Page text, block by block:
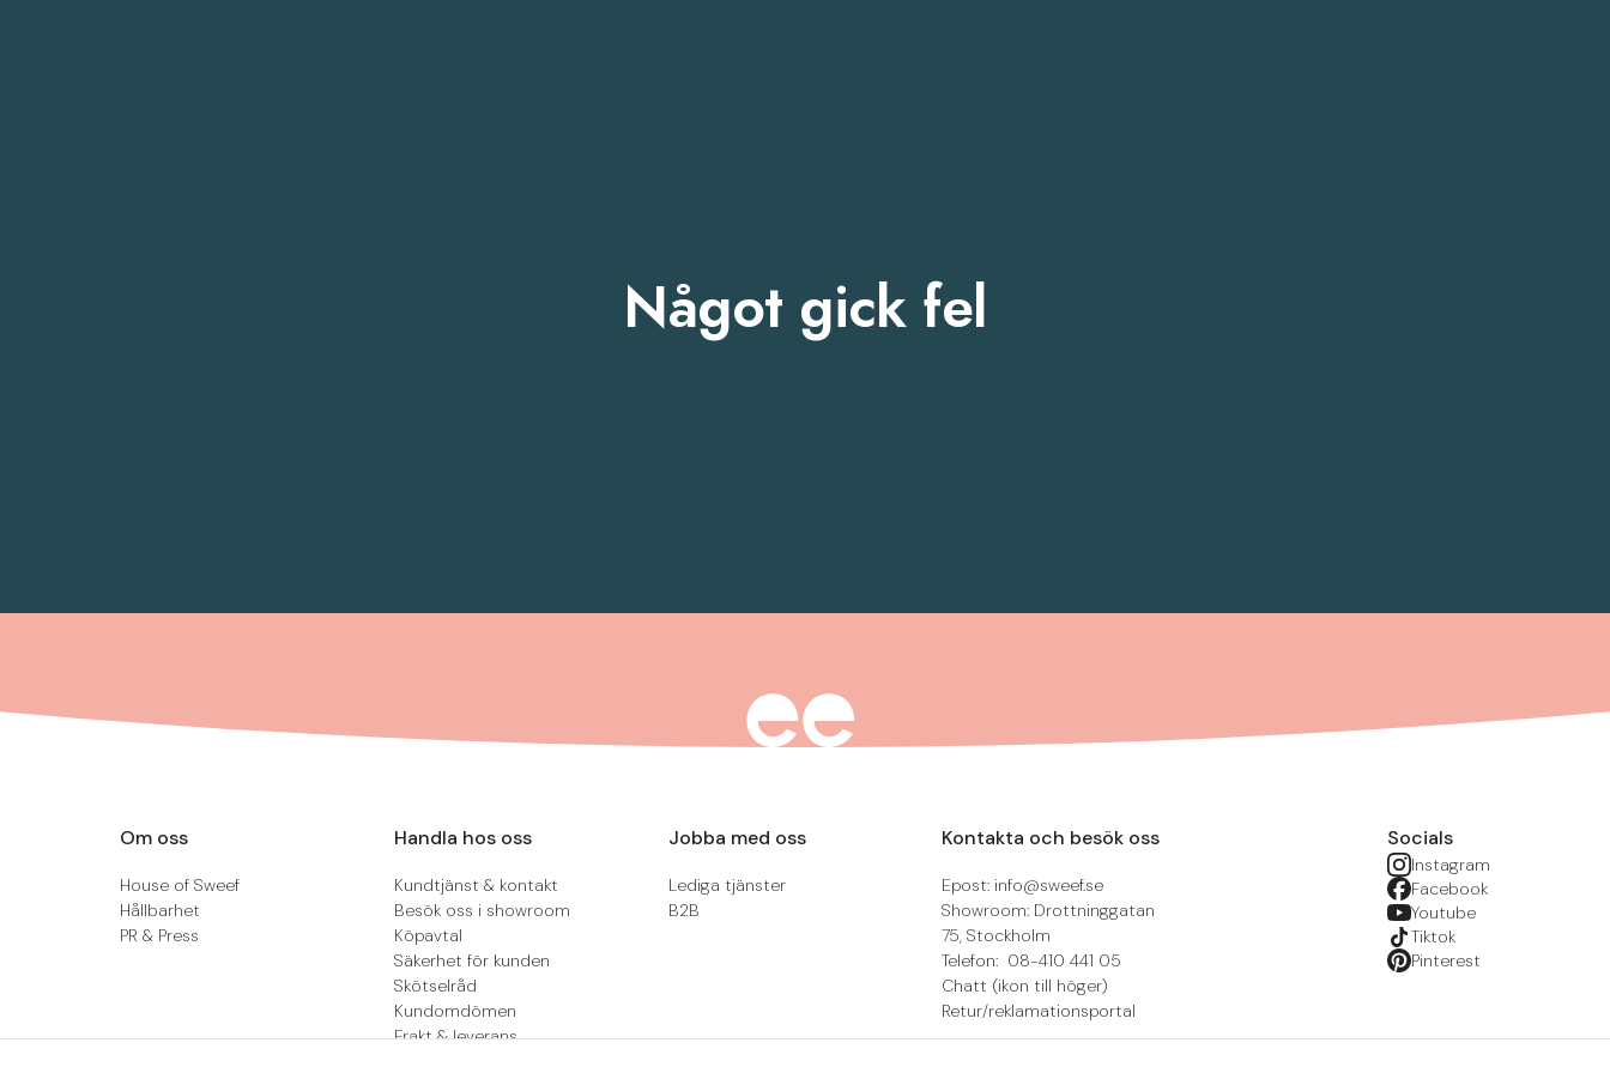
Något gick fel
Om oss
House of Sweef
Hållbarhet
PR & Press
Handla hos oss
Kundtjänst & kontakt
Besök oss i showroom
Köpavtal
Säkerhet för kunden
Skötselråd
Kundomdömen
Frakt & leverans
Jobba med oss
Lediga tjänster
B2B
Kontakta och besök oss
Epost: info@sweef.se
Showroom: Drottninggatan
75, Stockholm
Telefon: 08-410 441 05
Chatt (ikon till höger)
Retur/reklamationsportal
Socials
Instagram
Facebook
Youtube
Tiktok
Pinterest